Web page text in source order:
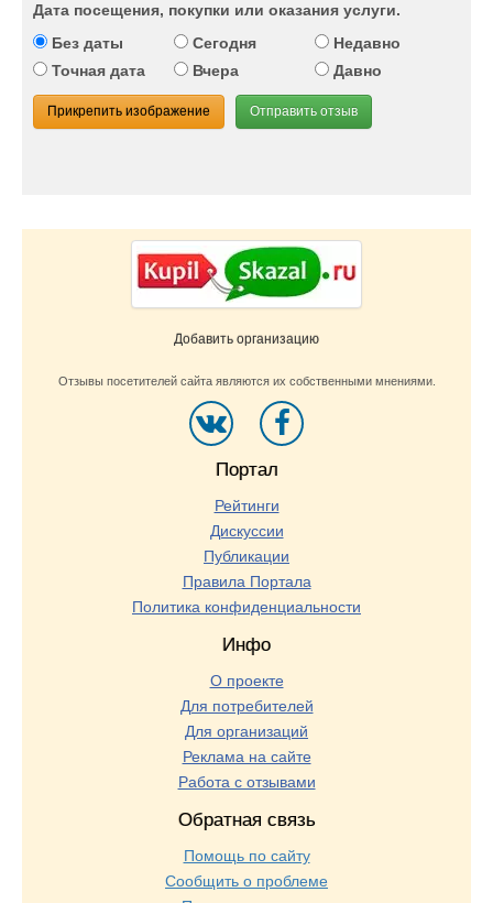
Дата посещения, покупки или оказания услуги.
Без даты
Сегодня
Недавно
Точная дата
Вчера Давно
Прикрепить изображение Отправить отзыв
Добавить организацию
Отзывы посетителей сайта являются их собственными мнениями.
Портал
Рейтинги
Дискуссии
Публикации
Правила Портала
Политика конфиденциальности
Инфо
О проекте
Для потребителей
Для организаций
Реклама на сайте
Работа с отзывами
Обратная связь
Помощь по сайту
Сообщить о проблеме